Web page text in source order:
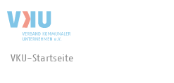
VKU-Startseite